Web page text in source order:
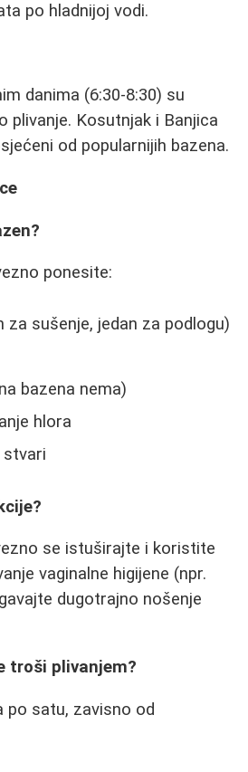
po hladnijoj vodi.
danima (6:30-8:30) su
plivanje. Kosutnjak i Banjica
od popularnijih bazena.
ponesite:
za sušenje, jedan za podlogu)
bazena nema)
hlora
stvari
se istuširajte i koristite
vaginalne higijene (npr.
dugotrajno nošenje
troši plivanjem?
po satu, zavisno od